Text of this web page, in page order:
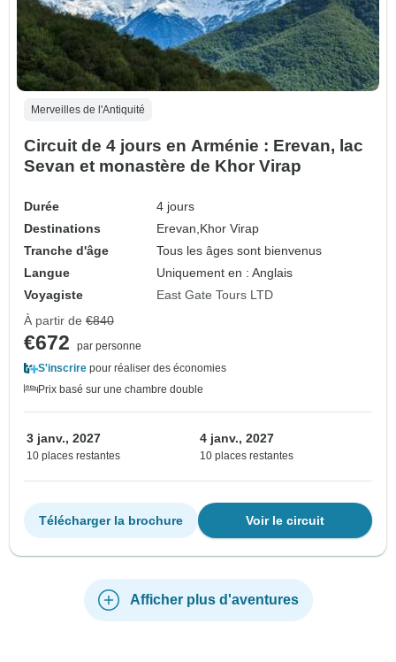
Merveilles de l'Antiquité
Circuit de 4 jours en Arménie : Erevan, lac
Sevan et monastère de Khor Virap
Durée
4 jours
Destinations
Erevan,Khor Virap
Tranche d'âge
Tous les âges sont bienvenus
Langue
Uniquement en : Anglais
Voyagiste
East Gate Tours LTD
À partir de €840
€672
par personne
S'inscrire pour réaliser des économies
Prix basé sur une chambre double
3 janv., 2027
10 places restantes
4 janv., 2027
10 places restantes
Voir le circuit
Télécharger la brochure
Afficher plus d'aventures